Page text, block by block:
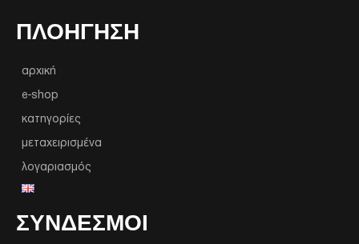
ΠΛΟΉΓΗΣΗ
αρχική
e-shop
κατηγορίες
μεταχειρισμένα
λογαριασμός
ΣΥΝΔΕΣΜΟΙ